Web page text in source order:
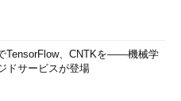
TensorFlow、CNTKを――機械学
ドサービスが登場